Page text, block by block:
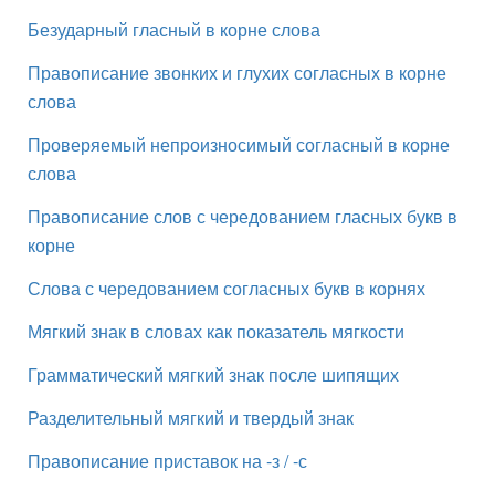
Безударный гласный в корне слова
Правописание звонких и глухих согласных в корне
слова
Проверяемый непроизносимый согласный в корне
слова
Правописание слов с чередованием гласных букв в
корне
Слова с чередованием согласных букв в корнях
Мягкий знак в словах как показатель мягкости
Грамматический мягкий знак после шипящих
Разделительный мягкий и твердый знак
Правописание приставок на -з / -с